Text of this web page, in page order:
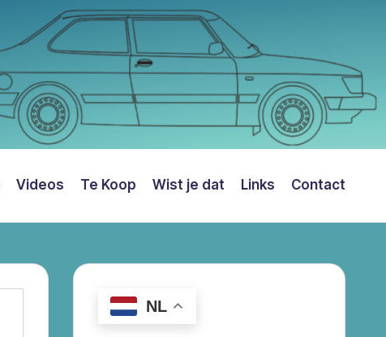
Videos Te Koop Wist je dat Links Contact
NL